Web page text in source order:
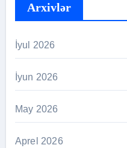
Arxivlər
İyul 2026
İyun 2026
May 2026
Aprel 2026